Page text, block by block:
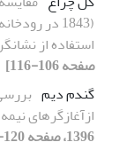
1843) در
استفاده از
صفحه 106-116]
گندم دیم
ازآغازگرهای
1396، صفحه 120-129]